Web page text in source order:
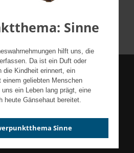
Sinne
hilft uns, die
Da ist ein Duft oder
die Kindheit erinnert, ein
geliebten Menschen
ein Leben lang prägt, eine
heute Gänsehaut bereitet.
Sinne